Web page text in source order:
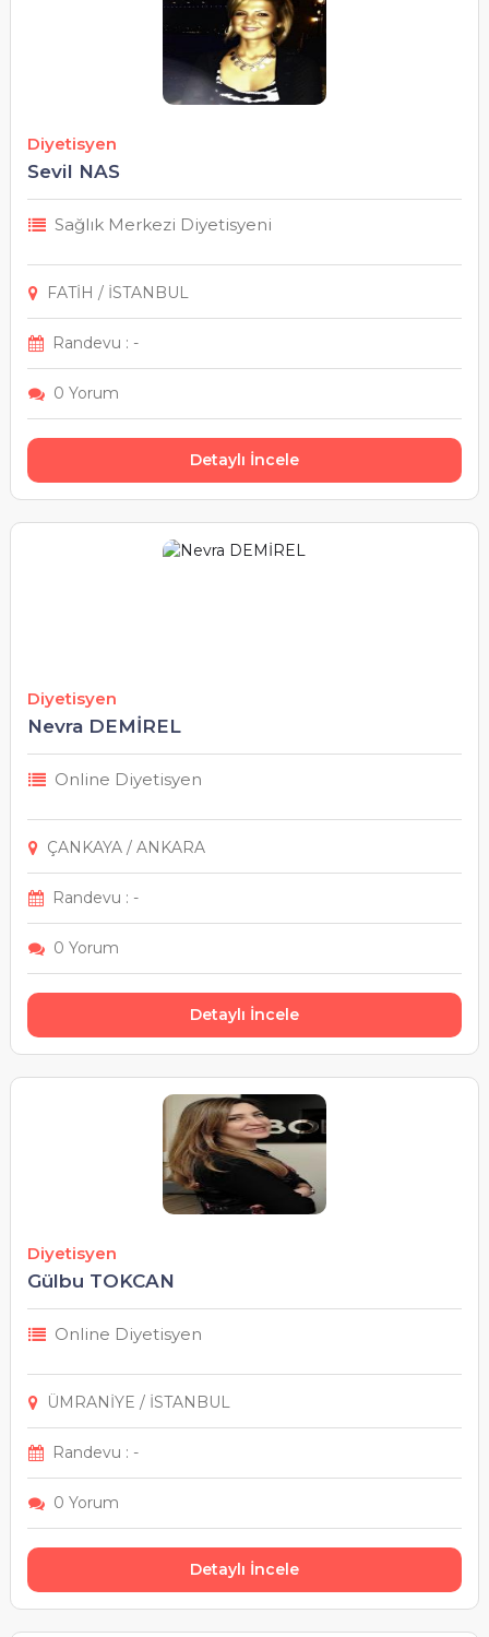
Diyetisyen
Sevil NAS
Sağlık Merkezi Diyetisyeni
FATİH / İSTANBUL
Randevu : -
0 Yorum
Detaylı İncele
Diyetisyen
Nevra DEMİREL
Online Diyetisyen
ÇANKAYA / ANKARA
Randevu : -
0 Yorum
Detaylı İncele
Diyetisyen
Gülbu TOKCAN
Online Diyetisyen
ÜMRANİYE / İSTANBUL
Randevu : -
0 Yorum
Detaylı İncele